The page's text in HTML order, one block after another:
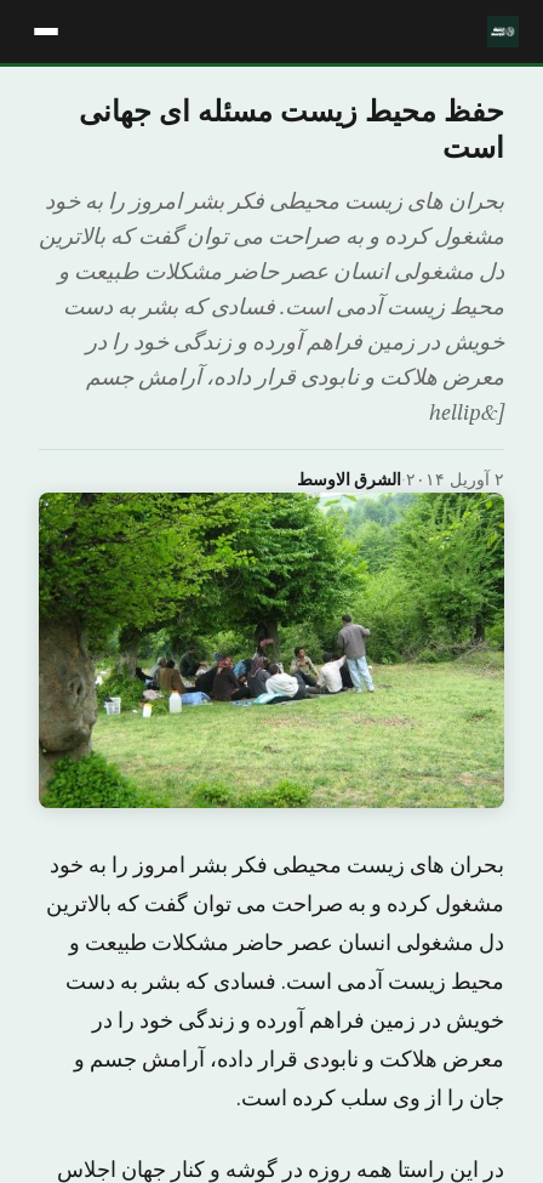
حفظ محیط زیست مسئله ای جهانی
است
بحران‌ های‌ زیست‌ محیطی‌ فکر بشر امروز را به‌ خود
مشغول‌ کرده و به‌ صراحت‌ می‌ توان‌ گفت‌ که‌ بالاترین‌
دل‌ مشغولی‌ انسان‌ عصر حاضر مشکلات‌ طبیعت‌ و
محیط‌ زیست‌ آدمی‌ است‌. فسادی‌ که‌ بشر به‌ دست‌
خویش‌ در زمین‌ فراهم‌ آورده‌ و زندگی‌ خود را در
معرض‌ هلاکت‌ و نابودی‌ قرار داده‌، آرامش‌ جسم‌
[&hellip
الشرق الاوسط· ۲ آوریل ۲۰۱۴
بحران‌ های‌ زیست‌ محیطی‌ فکر بشر امروز را به‌ خود
مشغول‌ کرده و به‌ صراحت‌ می‌ توان‌ گفت‌ که‌ بالاترین‌
دل‌ مشغولی‌ انسان‌ عصر حاضر مشکلات‌ طبیعت‌ و
محیط‌ زیست‌ آدمی‌ است‌. فسادی‌ که‌ بشر به‌ دست‌
خویش‌ در زمین‌ فراهم‌ آورده‌ و زندگی‌ خود را در
معرض‌ هلاکت‌ و نابودی‌ قرار داده‌، آرامش‌ جسم‌ و
جان‌ را از وی‌ سلب‌ کرده‌ است‌.
در این‌ راستا همه‌ روزه‌ در گوشه‌ و کنار جهان‌ اجلاس